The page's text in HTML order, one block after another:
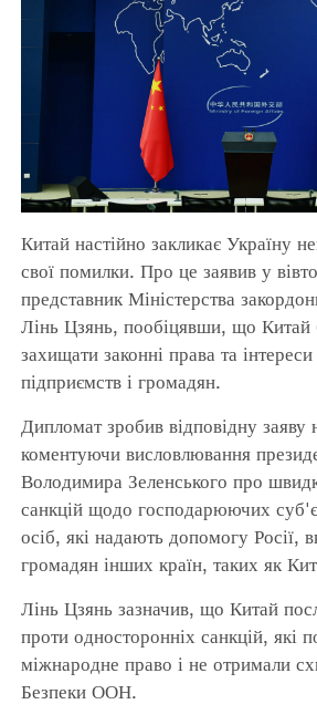
Китай настійно закликає Україну
свої помилки. Про це заявив у
представник Міністерства
Лінь Цзянь, пообіцявши, що Китай
захищати законні права та
підприємств і громадян.
Дипломат зробив відповідну заяву
коментуючи висловлювання
Володимира Зеленського про
санкцій щодо господарюючих
осіб, які надають допомогу Росії,
громадян інших країн, таких як
Лінь Цзянь зазначив, що Китай
проти односторонніх санкцій, які
міжнародне право і не отримали
Безпеки ООН.